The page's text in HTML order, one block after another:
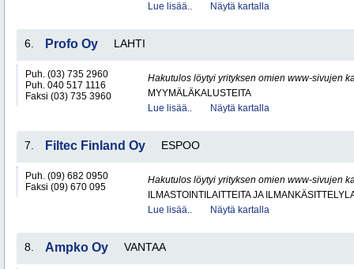
Lue lisää..
Näytä kartalla
6. Profo Oy LAHTI
Puh. (03) 735 2960
Puh. 040 517 1116
Faksi (03) 735 3960
Hakutulos löytyi yrityksen omien www-sivujen
MYYMÄLÄKALUSTEITA
Lue lisää..
Näytä kartalla
7. Filtec Finland Oy ESPOO
Puh. (09) 682 0950
Faksi (09) 670 095
Hakutulos löytyi yrityksen omien www-sivujen
ILMASTOINTILAITTEITA JA
Lue lisää..
Näytä kartalla
8. Ampko Oy VANTAA